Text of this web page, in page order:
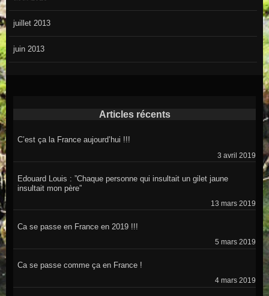
juillet 2013
juin 2013
Articles récents
C’est ça la France aujourd’hui !!!
3 avril 2019
Edouard Louis : ”Chaque personne qui insultait un gilet jaune
insultait mon père”
13 mars 2019
Ca se passe en France en 2019 !!!
5 mars 2019
Ca se passe comme ça en France !
4 mars 2019